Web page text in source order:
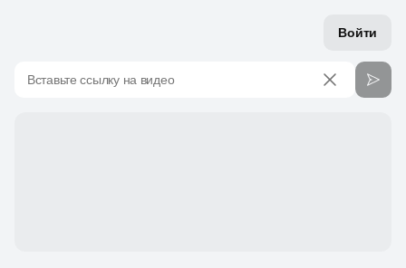
Войти
Вставьте ссылку на видео